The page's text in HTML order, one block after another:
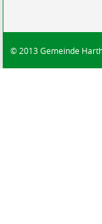
© 2013 Gemeinde